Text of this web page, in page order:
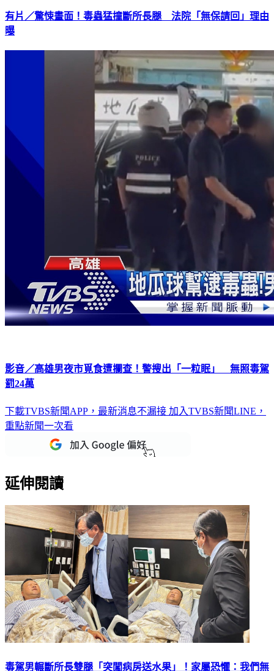
有片／驚悚畫面！毒蟲猛撞斷所長腿 法院「無保請回」理由
影音／高雄男夜市覓食遭攔查！警搜出「一粒眠」 無照毒駕
下載TVBS新聞APP，最新消息不漏接
重點新聞一次看